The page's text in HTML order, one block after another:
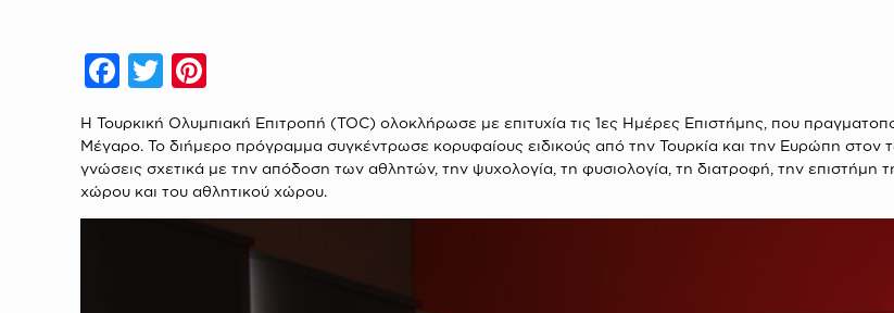
Facebook
Twitter
Η Τουρκική Ολυμπιακή Επιτροπή (TOC) ολοκλήρωσε με επιτυχία τις 1ες Ημέρες Επιστήμης, που
Μέγαρο. Το διήμερο πρόγραμμα συγκέντρωσε κορυφαίους ειδικούς από την Τουρκία και την Ευρώπη
γνώσεις σχετικά με την απόδοση των αθλητών, την ψυχολογία, τη φυσιολογία, τη διατροφή, την επιστήμη
χώρου και του αθλητικού χώρου.